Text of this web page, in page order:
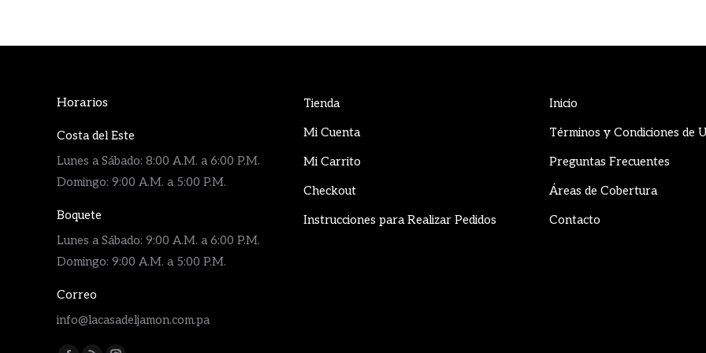
Horarios
Costa del Este
Lunes a Sábado: 8:00 A.M. a 6:00 P.M.
Domingo: 9:00 A.M. a 5:00 P.M.
Boquete
Lunes a Sábado: 9:00 A.M. a 6:00 P.M.
Domingo: 9:00 A.M. a 5:00 P.M.
Correo
info@lacasadeljamon.com.pa
Tienda
Mi Cuenta
Mi Carrito
Checkout
Instrucciones para Realizar Pedidos
Inicio
Términos y Condiciones de
Preguntas Frecuentes
Áreas de Cobertura
Contacto